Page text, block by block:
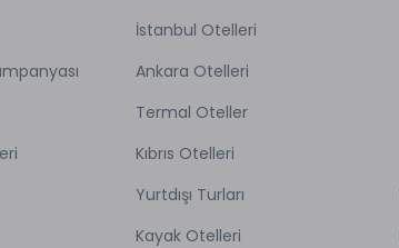
İstanbul Otelleri
Ankara Otelleri
Termal Oteller
Kıbrıs Otelleri
Yurtdışı Turları
Kayak Otelleri